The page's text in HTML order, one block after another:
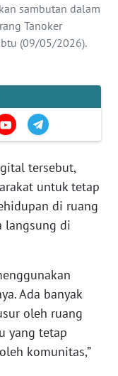
sambutan dalam
Tanoker
(09/05/2026).
tersebut,
untuk tetap
di ruang
langsung di
Ada banyak
oleh ruang
yang tetap
komunitas,”